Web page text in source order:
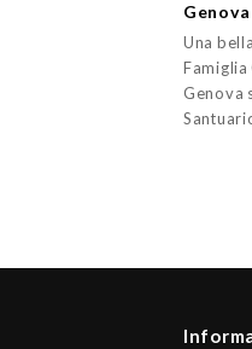
Una
Genova